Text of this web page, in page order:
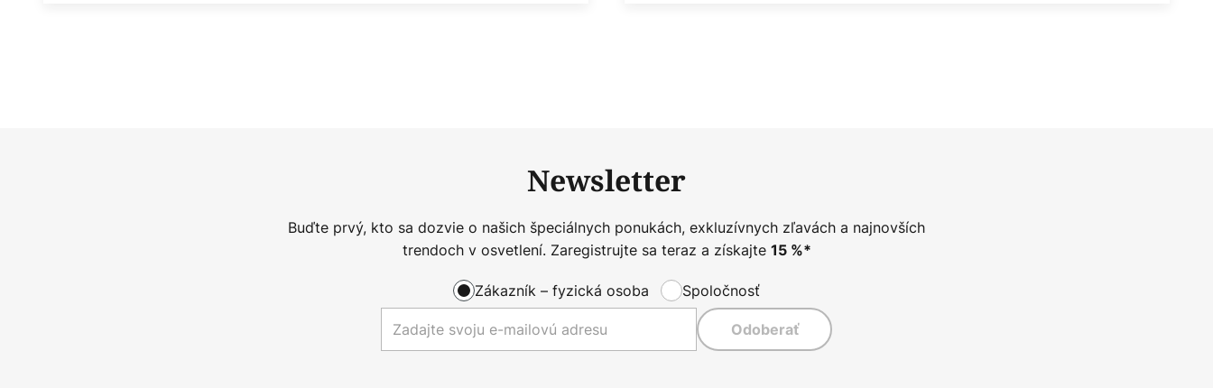
Newsletter
Buďte prvý, kto sa dozvie o našich špeciálnych ponukách, exkluzívnych zľavách a najnovších
trendoch v osvetlení. Zaregistrujte sa teraz a získajte 15%*
Zákazník – fyzická osoba Spoločnosť
Odoberať